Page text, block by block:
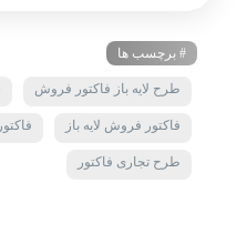
# برچسب ها
طرح لایه باز فاکتور فروش
فاکتور فروش لایه باز
طرح تجاری فاکتور